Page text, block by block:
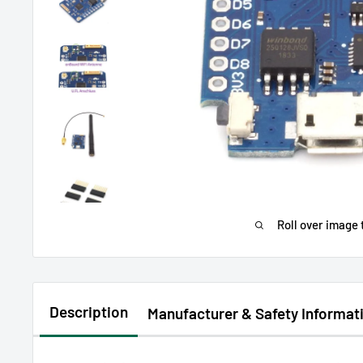
Roll over image
Description Manufacturer & Safety